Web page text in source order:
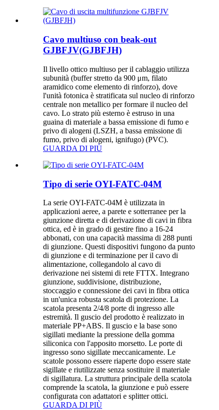
Cavo multiuso con beak-out
GJBFJV(GJBFJH)
Il livello ottico multiuso per il cablaggio utilizza
subunità (buffer stretto da 900 μm, filato
aramidico come elemento di rinforzo), dove
l'unità fotonica è stratificata sul nucleo di rinforzo
centrale non metallico per formare il nucleo del
cavo. Lo strato più esterno è estruso in una
guaina di materiale a bassa emissione di fumo e
privo di alogeni (LSZH, a bassa emissione di
fumo, privo di alogeni, ignifugo) (PVC).
GUARDA DI PIÙ
Tipo di serie OYI-FATC-04M
La serie OYI-FATC-04M è utilizzata in
applicazioni aeree, a parete e sotterranee per la
giunzione diretta e di derivazione di cavi in ​​fibra
ottica, ed è in grado di gestire fino a 16-24
abbonati, con una capacità massima di 288 punti
di giunzione. Questi dispositivi fungono da punto
di giunzione e di terminazione per il cavo di
alimentazione, collegandolo al cavo di
derivazione nei sistemi di rete FTTX. Integrano
giunzione, suddivisione, distribuzione,
stoccaggio e connessione dei cavi in ​​fibra ottica
in un'unica robusta scatola di protezione. La
scatola presenta 2/4/8 porte di ingresso alle
estremità. Il guscio del prodotto è realizzato in
materiale PP+ABS. Il guscio e la base sono
sigillati mediante la pressione della gomma
siliconica con l'apposito morsetto. Le porte di
ingresso sono sigillate meccanicamente. Le
scatole possono essere riaperte dopo essere state
sigillate e riutilizzate senza sostituire il materiale
di sigillatura. La struttura principale della scatola
comprende la scatola, la giunzione e può essere
configurata con adattatori e splitter ottici.
GUARDA DI PIÙ